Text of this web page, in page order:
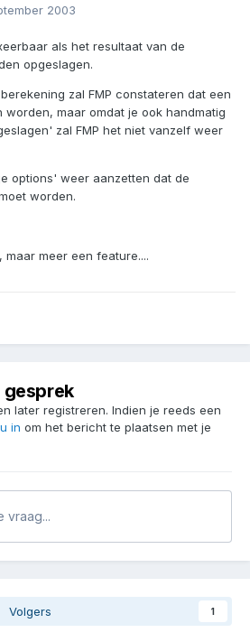
2003
als het resultaat van de
opgeslagen.
zal FMP constateren dat een
worden, maar omdat je ook handmatig
zal FMP het niet vanzelf weer
options' weer aanzetten dat de
worden.
meer een feature....
gesprek
later registreren. Indien je reeds een
in om het bericht te plaatsen met je
vraag...
Volgers 1